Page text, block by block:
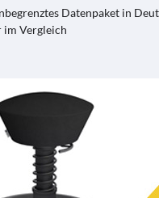
Datenpaket in
im Vergleich